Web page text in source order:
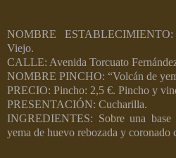
NOMBRE
Viejo.
CALLE: Avenida Torcuato
NOMBRE PINCHO: “Volcán de
PRECIO: Pincho: 2,5 €. Pincho y
PRESENTACIÓN: Cucharilla.
INGREDIENTES: Sobre una base
yema de huevo rebozada y coronado